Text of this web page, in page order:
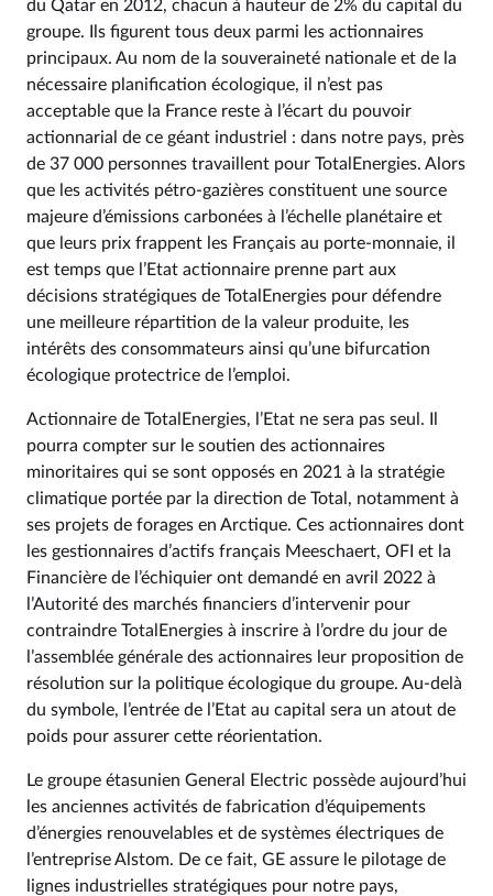
du Qatar en 2012, chacun à hauteur de 2% du capital du
groupe. Ils figurent tous deux parmi les actionnaires
principaux. Au nom de la souveraineté nationale et de la
nécessaire planification écologique, il n’est pas
acceptable que la France reste à l’écart du pouvoir
actionnarial de ce géant industriel : dans notre pays, près
de 37 000 personnes travaillent pour TotalEnergies. Alors
que les activités pétro-gazières constituent une source
majeure d’émissions carbonées à l’échelle planétaire et
que leurs prix frappent les Français au porte-monnaie, il
est temps que l’Etat actionnaire prenne part aux
décisions stratégiques de TotalEnergies pour défendre
une meilleure répartition de la valeur produite, les
intérêts des consommateurs ainsi qu’une bifurcation
écologique protectrice de l’emploi.
Actionnaire de TotalEnergies, l’Etat ne sera pas seul. Il
pourra compter sur le soutien des actionnaires
minoritaires qui se sont opposés en 2021 à la stratégie
climatique portée par la direction de Total, notamment à
ses projets de forages en Arctique. Ces actionnaires dont
les gestionnaires d’actifs français Meeschaert, OFI et la
Financière de l’échiquier ont demandé en avril 2022 à
l’Autorité des marchés financiers d’intervenir pour
contraindre TotalEnergies à inscrire à l’ordre du jour de
l’assemblée générale des actionnaires leur proposition de
résolution sur la politique écologique du groupe. Au-delà
du symbole, l’entrée de l’Etat au capital sera un atout de
poids pour assurer cette réorientation.
Le groupe étasunien General Electric possède aujourd’hui
les anciennes activités de fabrication d’équipements
d’énergies renouvelables et de systèmes électriques de
l’entreprise Alstom. De ce fait, GE assure le pilotage de
lignes industrielles stratégiques pour notre pays,